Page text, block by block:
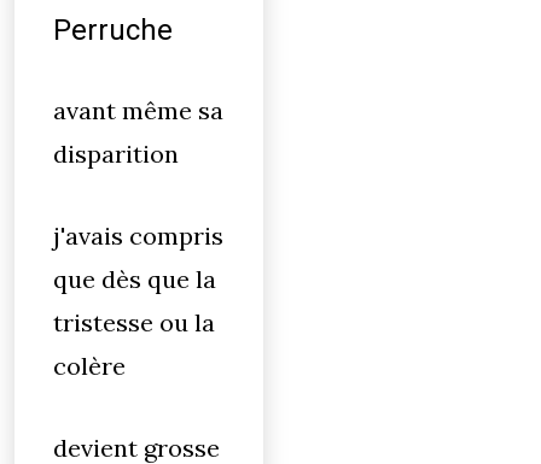
Perruche
avant même sa
disparition
j'avais compris
que dès que la
tristesse ou la
colère
devient grosse